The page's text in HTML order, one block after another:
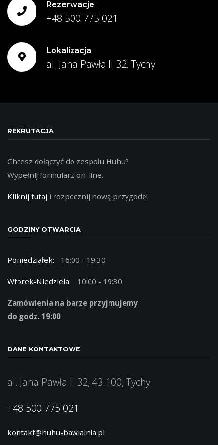
Rezerwacje
+48 500 775 021
Lokalizacja
al. Jana Pawła II 32, Tychy
REKRUTACJA
Chcesz dołączyć do zespołu Huhu?
Wypełnij formularz on-line.
Kliknij tutaj i rozpocznij nową przygodę!
GODZINY OTWARCIA
Poniedziałek: 16:00 - 19:30
Wtorek-Niedziela: 10:00 - 19:30
Zamówienia na barze przyjmujemy
do godz. 19:00
DANE KONTAKTOWE
al. Jana Pawła II 32, 43-100, Tychy
+48 500 775 021
kontakt@huhu-bawialnia.pl